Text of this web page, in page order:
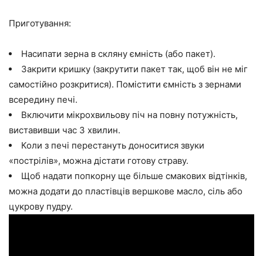
Приготування:
Насипати зерна в скляну ємність (або пакет).
Закрити кришку (закрутити пакет так, щоб він не міг
самостійно розкритися). Помістити ємність з зернами
всередину печі.
Включити мікрохвильову піч на повну потужність,
виставивши час 3 хвилин.
Коли з печі перестануть доноситися звуки
«пострілів», можна дістати готову страву.
Щоб надати попкорну ще більше смакових відтінків,
можна додати до пластівців вершкове масло, сіль або
цукрову пудру.